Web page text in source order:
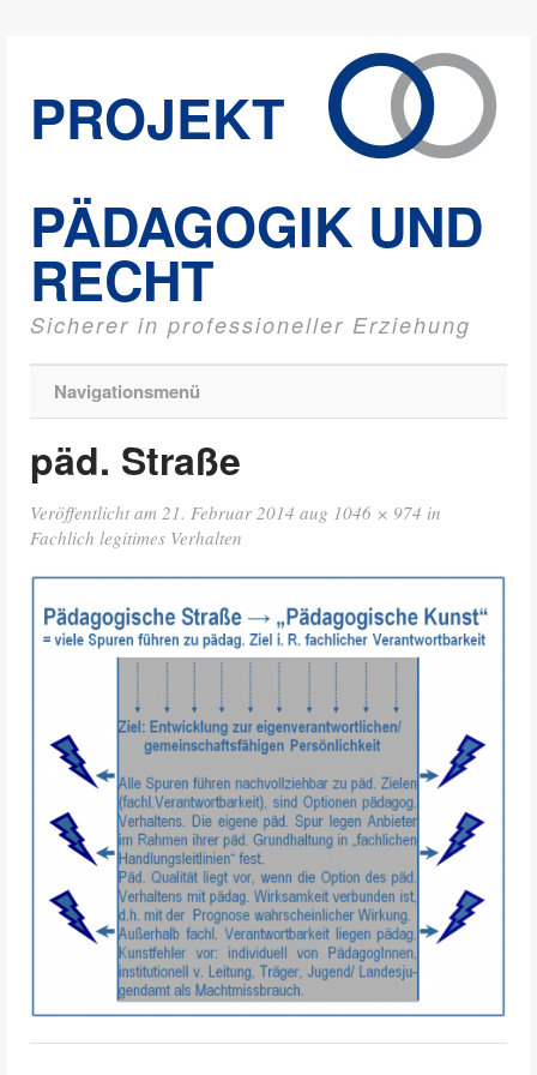
PROJEKT
PÄDAGOGIK UND
RECHT
Sicherer in professioneller Erziehung
Navigationsmenü
päd. Straße
Veröffentlicht am 21. Februar 2014 aug 1046 × 974 in
Fachlich legitimes Verhalten